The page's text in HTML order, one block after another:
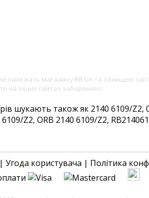
належать магазину RB.UA та захищені
на інших сайтах заборонено.
шукають також як 2140 6109/Z2,
Z2, ORB 2140 6109/Z2,
| Угода користувача | Політика